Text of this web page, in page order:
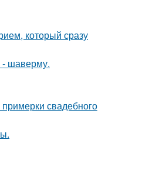
который сразу
- шаверму.
свадебного